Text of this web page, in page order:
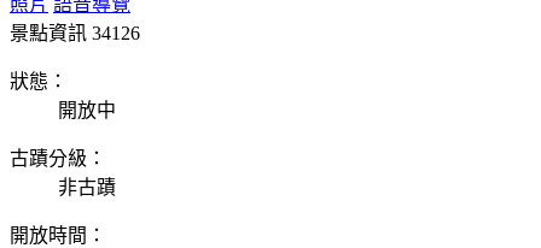
照片 語音導覽
景點資訊 34126
狀態：
開放中
古蹟分級：
非古蹟
開放時間：